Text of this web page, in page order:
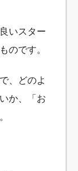
いスター
のです。
、どのよ
か、「お